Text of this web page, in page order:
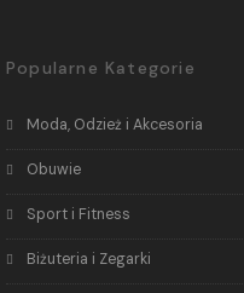
Popularne Kategorie
Moda, Odzież i Akcesoria
Obuwie
Sport i Fitness
Biżuteria i Zegarki